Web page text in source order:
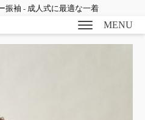
振袖 - 成人式に最適な一着
MENU